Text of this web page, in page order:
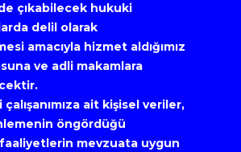
çıkabilecek hukuki
delil olarak
amacıyla hizmet aldığımız
ve adli makamlara
ait kişisel veriler,
öngördüğü
mevzuata uygun